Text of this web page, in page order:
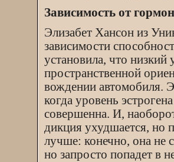
Зависимость от
Элизабет Хансон из
зависимости
установила, что низкий
пространственной
вождении автомобиля.
когда уровень
совершенна. И,
дикция ухудшается, но
лучше: конечно, она не
но запросто попадет в